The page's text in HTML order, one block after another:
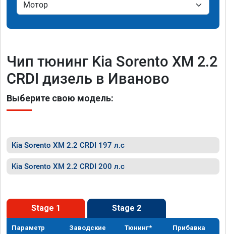
Чип тюнинг Kia Sorento XM 2.2
CRDI дизель в Иваново
Выберите свою модель:
Kia Sorento XM 2.2 CRDI 197 л.с
Kia Sorento XM 2.2 CRDI 200 л.с
Stage 1 Stage 2
Параметр Заводские Тюнинг* Прибавка